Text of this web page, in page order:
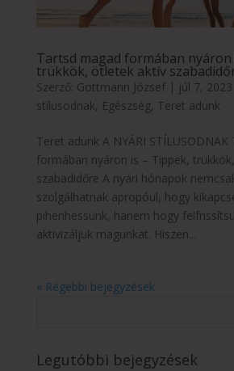
Tartsd magad formában nyáron
trükkök, ötletek aktív
Szerző: Gottmann József| júl 7, 2023
stílusodnak, Egészség, Teret adunk
Teret adunk A NYÁRI
formában nyáron is – Tippek,
szabadidőre A nyári hónapok
szolgálhatnak apropóul, hogy
pihenhessünk, hanem hogy
aktivizáljuk magunkat. Hiszen...
« Régebbi bejegyzések
Legutóbbi bejegyzések